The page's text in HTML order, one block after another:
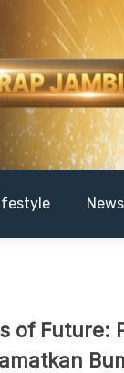
News
of Future: